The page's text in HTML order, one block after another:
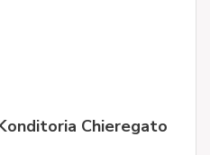
Chieregato